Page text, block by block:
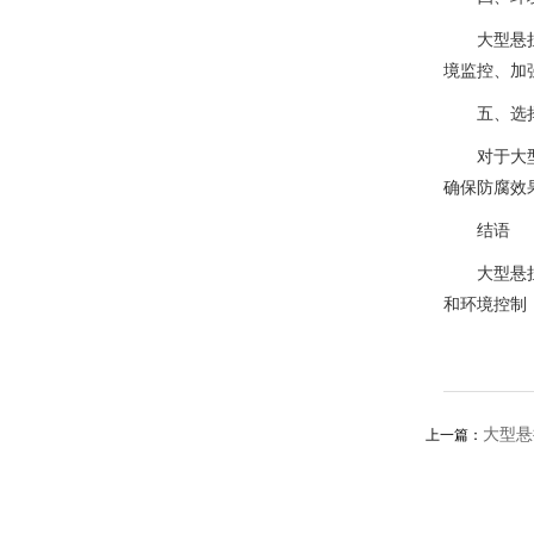
大型悬
境监控、加
五、选
对于大
确保防腐效
结语
大型悬
和环境控制
上一篇： 大型